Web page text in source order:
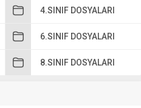
4.SINIF DOSYALARI
6.SINIF DOSYALARI
8.SINIF DOSYALARI